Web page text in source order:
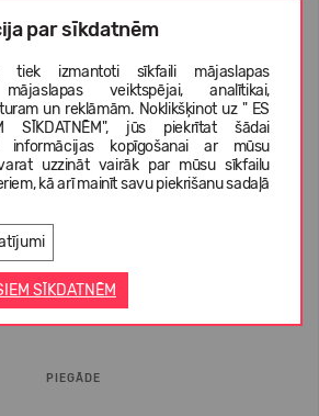
par sīkdatnēm
tiek izmantoti sīkfaili mājaslapas
veiktspējai, analītikai,
un reklāmām. Noklikšķinot uz " ES
SĪKDATNĒM", jūs piekrītat šādai
informācijas kopīgošanai ar mūsu
uzzināt vairāk par mūsu sīkfailu
kā arī mainīt savu piekrišanu sadaļā
SĪKDATNĒM
noteikumi
PIRCĒJIEM
PIEGĀDE